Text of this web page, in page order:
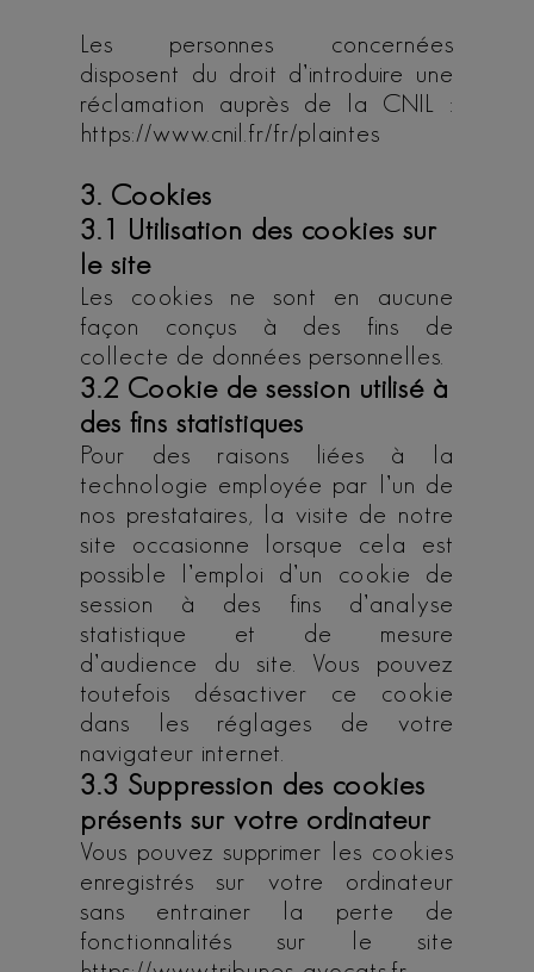
Les personnes concernées
disposent du droit d’introduire une
réclamation auprès de la CNIL :
https://www.cnil.fr/fr/plaintes
3. Cookies
3.1 Utilisation des cookies sur
le site
Les cookies ne sont en aucune
façon conçus à des fins de
collecte de données personnelles.
3.2 Cookie de session utilisé à
des fins statistiques
Pour des raisons liées à la
technologie employée par l’un de
nos prestataires, la visite de notre
site occasionne lorsque cela est
possible l’emploi d’un cookie de
session à des fins d’analyse
statistique et de mesure
d’audience du site. Vous pouvez
toutefois désactiver ce cookie
dans les réglages de votre
navigateur internet.
3.3 Suppression des cookies
présents sur votre ordinateur
Vous pouvez supprimer les cookies
enregistrés sur votre ordinateur
sans entrainer la perte de
fonctionnalités sur le site